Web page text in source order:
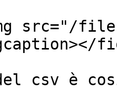
src="/files/
csv è